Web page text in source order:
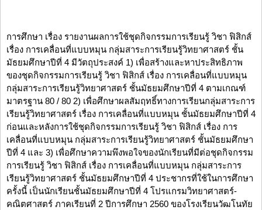
การศึกษา เรื่อง รายงานผลการใช้ชุดกิจกรรมการเรียนรู้ วิชา ฟิสิกส์
เรื่อง การเคลื่อนที่แบบหมุน กลุ่มสาระการเรียนรู้วิทยาศาสตร์ ชั้น
มัธยมศึกษาปีที่ 4 มีวัตถุประสงค์ 1) เพื่อสร้างและหาประสิทธิภาพ
ของชุดกิจกรรมการเรียนรู้ วิชา ฟิสิกส์ เรื่อง การเคลื่อนที่แบบหมุน
กลุ่มสาระการเรียนรู้วิทยาศาสตร์ ชั้นมัธยมศึกษาปีที่ 4 ตามเกณฑ์
มาตรฐาน 80 / 80 2) เพื่อศึกษาผลสัมฤทธิ์ทางการเรียนกลุ่มสาระการ
เรียนรู้วิทยาศาสตร์ เรื่อง การเคลื่อนที่แบบหมุน ชั้นมัธยมศึกษาปีที่ 4
ก่อนและหลังการใช้ชุดกิจกรรมการเรียนรู้ วิชา ฟิสิกส์ เรื่อง การ
เคลื่อนที่แบบหมุน กลุ่มสาระการเรียนรู้วิทยาศาสตร์ ชั้นมัธยมศึกษา
ปีที่ 4 และ 3) เพื่อศึกษาความพึงพอใจของนักเรียนที่มีต่อชุดกิจกรรม
การเรียนรู้ วิชา ฟิสิกส์ เรื่อง การเคลื่อนที่แบบหมุน กลุ่มสาระการ
เรียนรู้วิทยาศาสตร์ ชั้นมัธยมศึกษาปีที่ 4 ประชากรที่ใช้ในการศึกษา
ครั้งนี้ เป็นนักเรียนชั้นมัธยมศึกษาปีที่ 4 โปรแกรมวิทยาศาสตร์-
คณิตศาสตร์ ภาคเรียนที่ 2 ปีการศึกษา 2560 ของโรงเรียนวัฒโนทัย